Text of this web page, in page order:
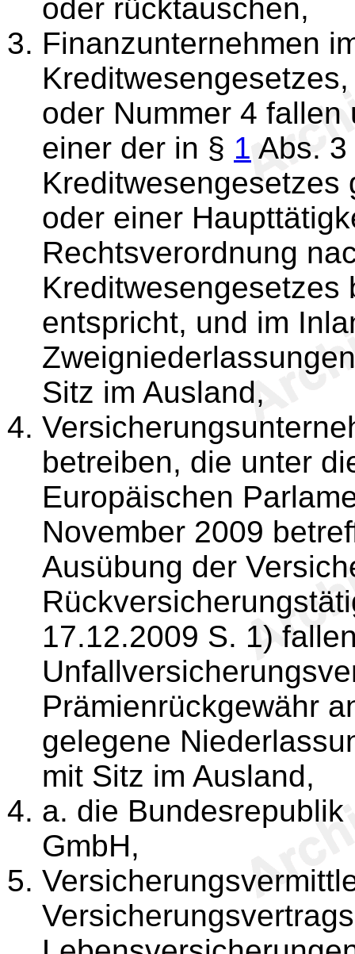
oder rücktauschen,
Finanzunternehmen
oder Nummer 4
einer der in § 1 Abs.
Kreditwesengesetzes
oder einer
Rechtsverordnung
Kreditwesengesetzes
entspricht, und im
Sitz im Ausland,
betreiben, die unter
Europäischen
November 2009
Ausübung der
17.12.2009 S. 1)
Prämienrückgewähr
gelegene
mit Sitz im Ausland,
a. die
GmbH,